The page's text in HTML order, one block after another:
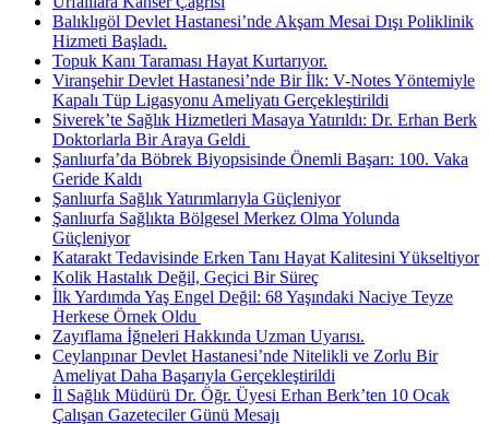
Balıklıgöl Devlet Hastanesi’nde Akşam Mesai Dışı Poliklinik
Hizmeti Başladı.
Topuk Kanı Taraması Hayat Kurtarıyor.
Viranşehir Devlet Hastanesi’nde Bir İlk: V-Notes Yöntemiyle
Kapalı Tüp Ligasyonu Ameliyatı Gerçekleştirildi
Siverek’te Sağlık Hizmetleri Masaya Yatırıldı: Dr. Erhan Berk
Doktorlarla Bir Araya Geldi ​
Şanlıurfa’da Böbrek Biyopsisinde Önemli Başarı: 100. Vaka
Geride Kaldı
Şanlıurfa Sağlık Yatırımlarıyla Güçleniyor
Şanlıurfa Sağlıkta Bölgesel Merkez Olma Yolunda
Güçleniyor
Katarakt Tedavisinde Erken Tanı Hayat Kalitesini Yükseltiyor
Kolik Hastalık Değil, Geçici Bir Süreç
İlk Yardımda Yaş Engel Değil: 68 Yaşındaki Naciye Teyze
Herkese Örnek Oldu ​
Zayıflama İğneleri Hakkında Uzman Uyarısı.
Ceylanpınar Devlet Hastanesi’nde Nitelikli ve Zorlu Bir
Ameliyat Daha Başarıyla Gerçekleştirildi
İl Sağlık Müdürü Dr. Öğr. Üyesi Erhan Berk’ten 10 Ocak
Çalışan Gazeteciler Günü Mesajı